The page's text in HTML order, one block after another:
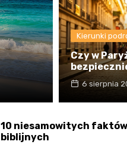
Kierunki
Czy w
6 sierpnia
10 niesamowitych faktów
biblijnych